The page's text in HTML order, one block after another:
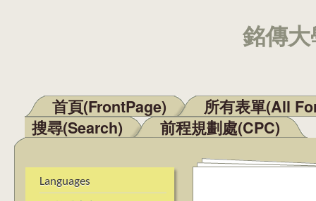
銘傳
Main menu
首頁(FrontPage)
所有表單(All
搜尋(Search)
前程規劃處(CPC)
Languages